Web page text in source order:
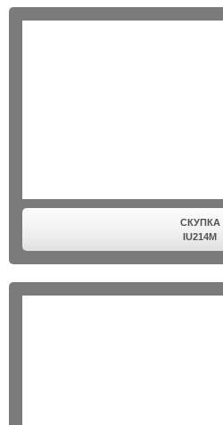
СКУПКА
IU214M